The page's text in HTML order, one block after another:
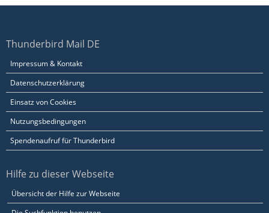
Thunderbird Mail DE
Impressum & Kontakt
Datenschutzerklärung
Einsatz von Cookies
Nutzungsbedingungen
Spendenaufruf für Thunderbird
Hilfe zu dieser Webseite
Übersicht der Hilfe zur Webseite